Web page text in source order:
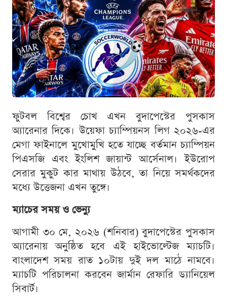
ফুটবল বিশ্বের চোখ এখন বুদাপেস্টের পুসকাস
অ্যারেনার দিকে। উয়েফা চ্যাম্পিয়নস লিগ ২০২৬-এর
মেগা ফাইনালে মুখোমুখি হতে যাচ্ছে বর্তমান চ্যাম্পিয়ন
পিএসজি এবং ইংলিশ জায়ান্ট আর্সেনাল। ইউরোপ
সেরার মুকুট কার মাথায় উঠবে, তা নিয়ে সমর্থকদের
মধ্যে উত্তেজনা এখন তুঙ্গে।
ম্যাচের সময় ও ভেন্যু
আগামী ৩০ মে, ২০২৬ (শনিবার) বুদাপেস্টের পুসকাস
অ্যারেনায় অনুষ্ঠিত হবে এই হাইভোল্টেজ ম্যাচটি।
বাংলাদেশ সময় রাত ১০টায় দুই দল মাঠে নামবে।
ম্যাচটি পরিচালনা করবেন জার্মান রেফারি ড্যানিয়েল
সিবার্ট।